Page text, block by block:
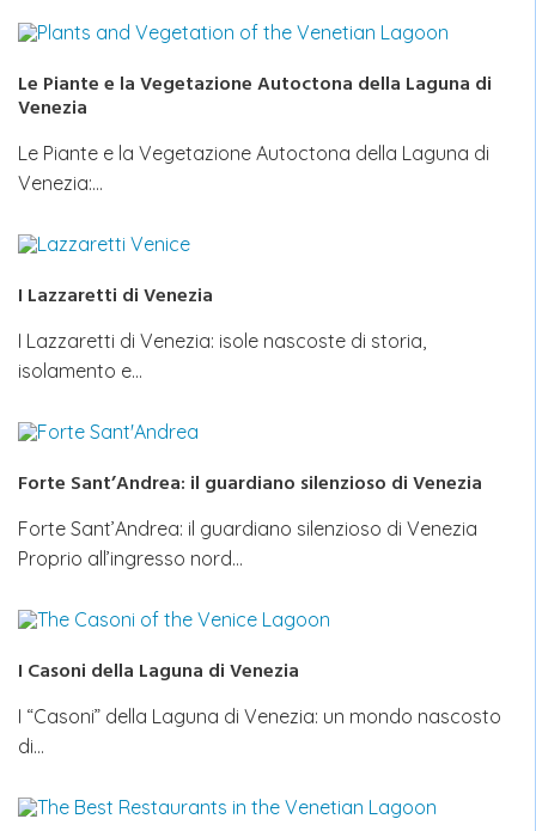
Le Piante e la Vegetazione Autoctona della Laguna di
Venezia
Le Piante e la Vegetazione Autoctona della Laguna di
Venezia:…
I Lazzaretti di Venezia
I Lazzaretti di Venezia: isole nascoste di storia,
isolamento e…
Forte Sant’Andrea: il guardiano silenzioso di Venezia
Forte Sant’Andrea: il guardiano silenzioso di Venezia
Proprio all’ingresso nord…
I Casoni della Laguna di Venezia
I “Casoni” della Laguna di Venezia: un mondo nascosto
di…